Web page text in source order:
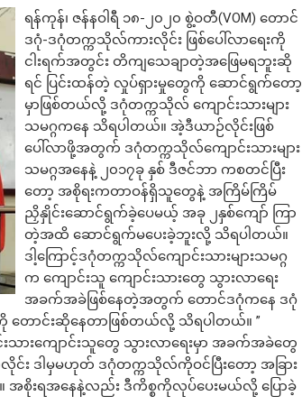
ရန်ကုန်၊ ဇန်နဝါရီ ၁၈-၂၀၂၀ စွဲ့ဝတီ(VOM) တောင်
ဒဂုံ-ဒဂုံတက္ကသိုလ်ကားလိုင်း ဖြစ်ပေါ်လာရေးကို
ငါးရက်အတွင်း တိကျသေချာတဲ့အဖြေမရဘူးဆို
ရင် ပြင်းထန်တဲ့ လှုပ်ရှားမှုတွေကို ဆောင်ရွက်‌တော့
မှာဖြစ်တယ်လို့ ဒဂုံတက္ကသိုလ် ကျောင်းသားများ
သမဂ္ဂကနေ သိရပါတယ်။ အဲ့ဒီယာဉ်လိုင်းဖြစ်
ပေါ်လာဖို့အတွက် ဒဂုံတက္ကသိုလ်ကျောင်းသားများ
သမဂ္ဂအနေနဲ့ ၂၀၁၇ခု နှစ် ဒီဇင်ဘာ ကစတင်ပြီး
တော့ အစိုရးကတာဝန်ရှိသူတွေနဲ့ အကြိမ်ကြိမ်
ညှိနှိုင်းဆောင်ရွက်ခဲ့ပေမယ့် အခု ၂နှစ်ကျော် ကြာ
တဲ့အထိ ဆောင်ရွက်မပေးခဲ့ဘူးလို့ သိရပါတယ်။
ဒါ့ကြောင့်ဒဂုံတက္ကသိုလ်ကျောင်းသားများသမဂ္ဂ
က ကျောင်းသူ ကျောင်းသားတွေ သွားလာရေး
အခက်အခဲဖြစ်နေတဲ့အတွက် တောင်ဒဂုံကနေ ဒဂုံ
ောင်းဆိုနေတာဖြစ်တယ်လို့ သိရပါတယ်။ ”
သားကျောင်းသူတွေ သွားလာရေးမှာ အခက်အခဲတွေ
ဒါမှမဟုတ် ဒဂုံတက္ကသိုလ်ကိုဝင်ပြီးတော့ အခြား
အစိုးရအနေနဲ့လည်း ဒီကိစ္စကိုလုပ်ပေးမယ်လို့ ပြောခဲ့